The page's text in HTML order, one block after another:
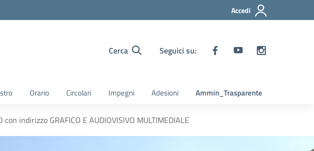
Accedi
Cerca Seguici su:
Orario Circolari Impegni Adesioni Ammin_Trasparente
con indirizzo GRAFICO E AUDIOVISIVO MULTIMEDIALE